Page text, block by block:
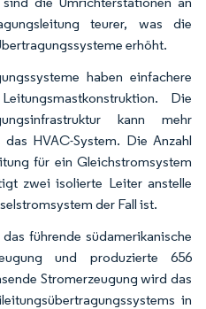
teurer, was die
erhöht.
haben einfachere
Die
kann mehr
HVAC-System. Die Anzahl
für ein Gleichstromsystem
zwei isolierte Leiter anstelle
der Fall ist.
führende südamerikanische
und produzierte 656
Stromerzeugung wird das
in